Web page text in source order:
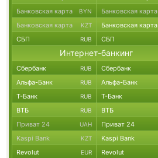
Банковская карта BYN Банковская карта
Банковская карта KZT Банковская карта
СБП RUB СБП
Интернет-банкинг
Сбербанк RUB Сбербанк
Альфа-Банк RUB Альфа-Банк
Т-Банк RUB Т-Банк
ВТБ RUB ВТБ
Приват 24 UAH Приват 24
Kaspi Bank KZT Kaspi Bank
Revolut EUR Revolut